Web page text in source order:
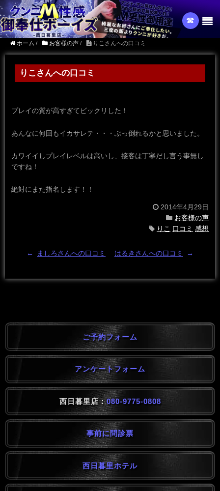
☎︎
ホーム / お客様の声 / りこさんへの口コミ
りこさんへの口コミ
プレイの質が高すぎてビックリした！
あんなに何回もイカサレテ・・・ぶっ倒れるかと思いました。
カワイイしプレイレベルは高いし、接客は丁寧だし言う事無し
ですね！
絶対にまた指名します！！
2014年4月29日
お客様の声
りこ 口コミ 感想
← ましろさんへの口コミ はるきさんへの口コミ →
ご予約フォーム
アンケートフォーム
西日暮里店：080-9775-0808
事前に問診票
西日暮里ホテル